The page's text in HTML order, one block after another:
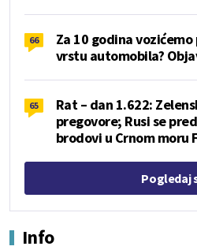
66
Za 10 godina
vrstu automobila?
65
Rat – dan 1.622:
pregovore; Rusi se
brodovi u Crnom moru
Pogledaj
Info